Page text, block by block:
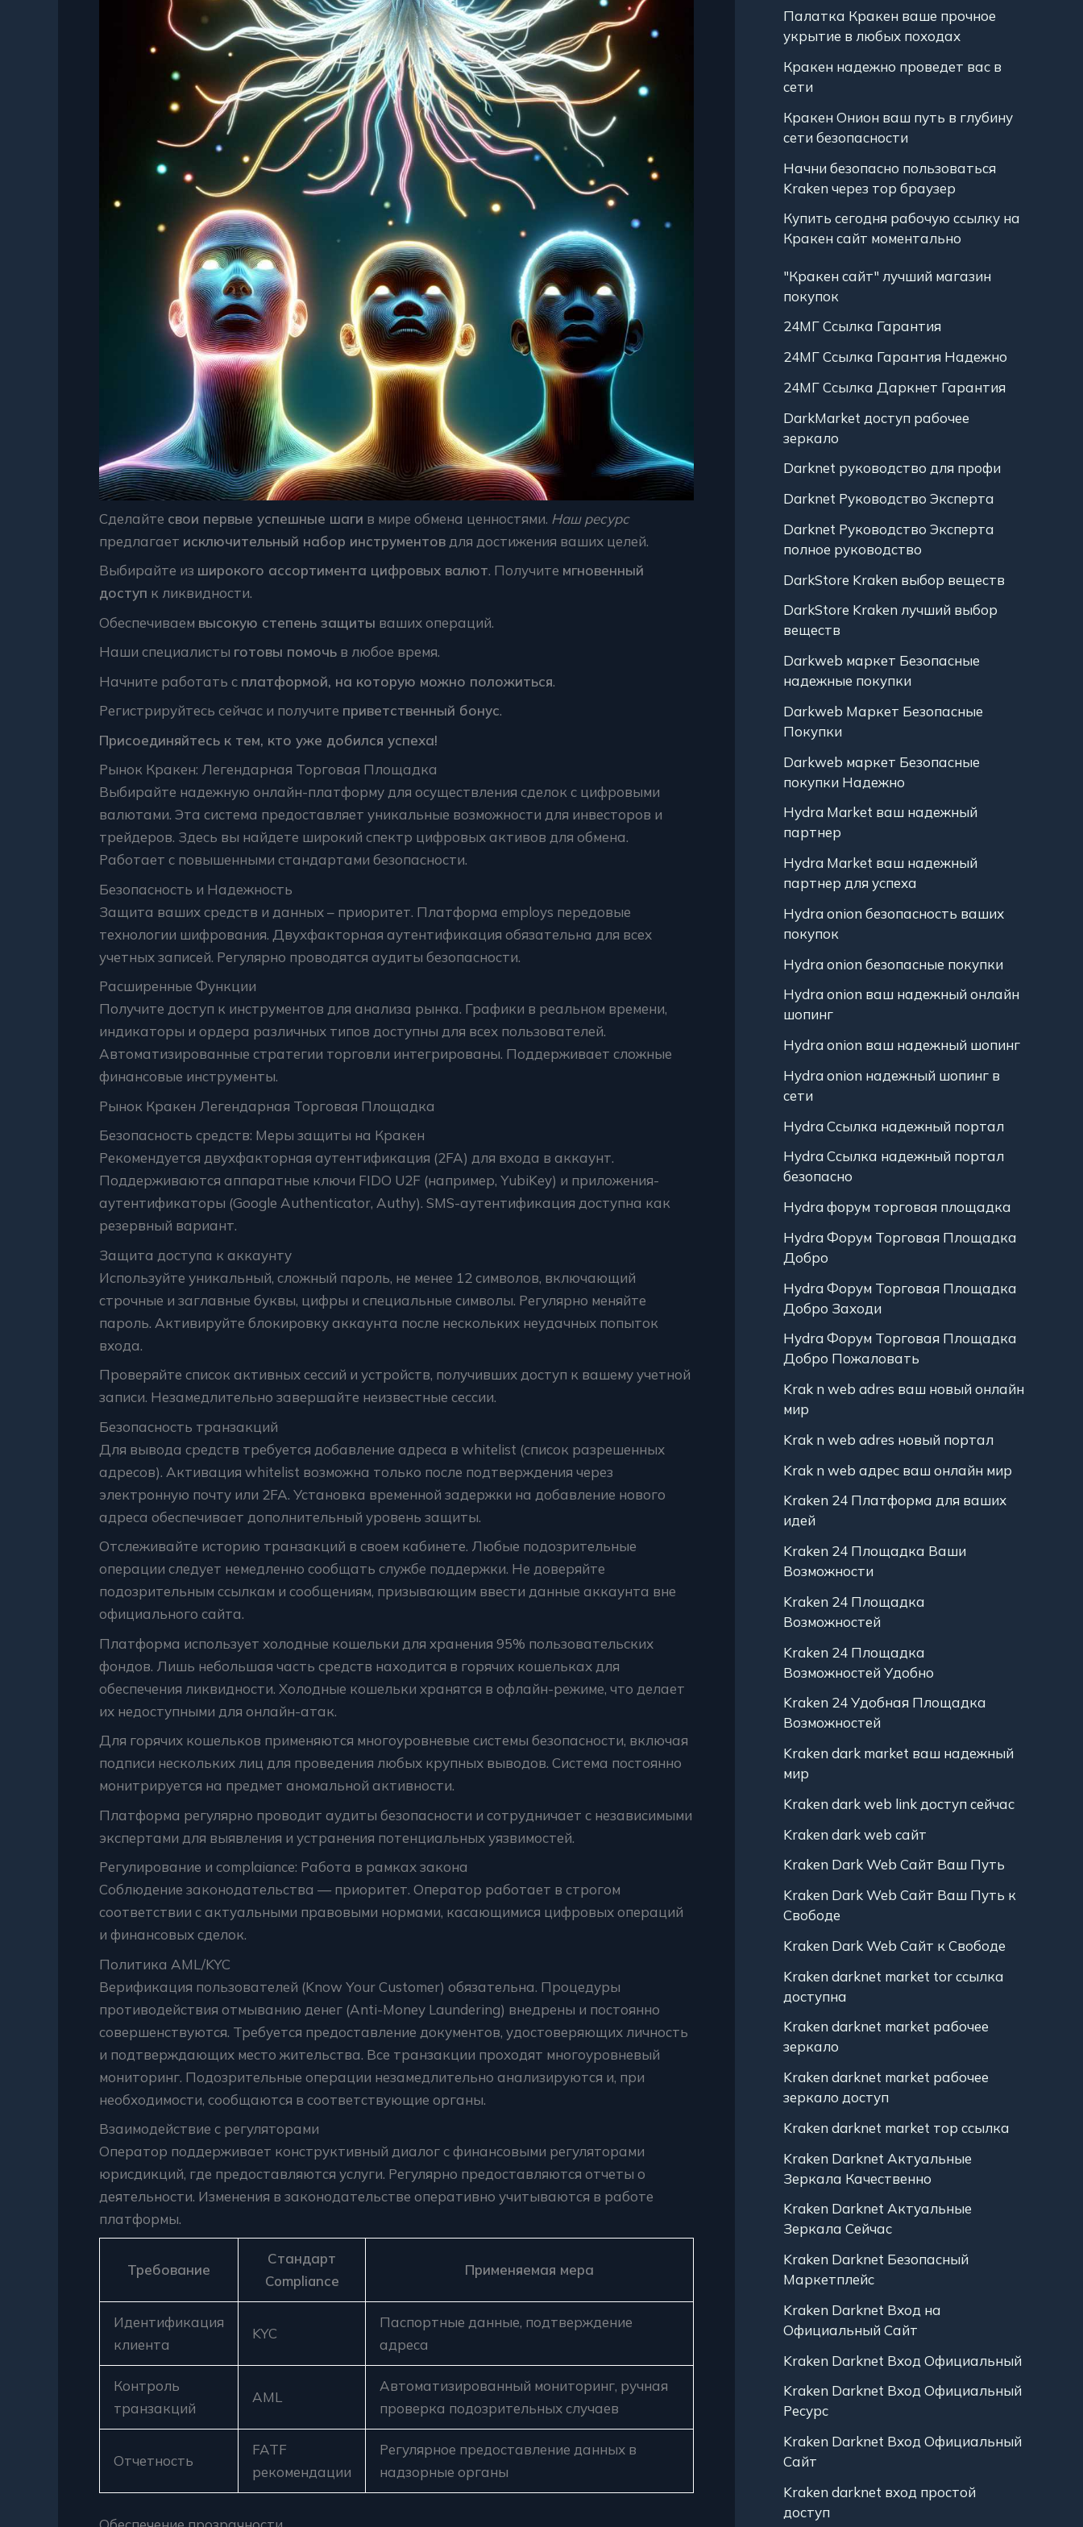
Сделайте свои первые успешные шаги в мире обмена ценностями. Наш ресурс
предлагает исключительный набор инструментов для достижения ваших целей.
Выбирайте из широкого ассортимента цифровых валют. Получите мгновенный
доступ к ликвидности.
Обеспечиваем высокую степень защиты ваших операций.
Наши специалисты готовы помочь в любое время.
Начните работать с платформой, на которую можно положиться.
Регистрируйтесь сейчас и получите приветственный бонус.
Присоединяйтесь к тем, кто уже добился успеха!
Рынок Кракен: Легендарная Торговая Площадка
Выбирайте надежную онлайн-платформу для осуществления сделок с цифровыми
валютами. Эта система предоставляет уникальные возможности для инвесторов и
трейдеров. Здесь вы найдете широкий спектр цифровых активов для обмена.
Работает с повышенными стандартами безопасности.
Безопасность и Надежность
Защита ваших средств и данных – приоритет. Платформа employs передовые
технологии шифрования. Двухфакторная аутентификация обязательна для всех
учетных записей. Регулярно проводятся аудиты безопасности.
Расширенные Функции
Получите доступ к инструментов для анализа рынка. Графики в реальном времени,
индикаторы и ордера различных типов доступны для всех пользователей.
Автоматизированные стратегии торговли интегрированы. Поддерживает сложные
финансовые инструменты.
Рынок Кракен Легендарная Торговая Площадка
Безопасность средств: Меры защиты на Кракен
Рекомендуется двухфакторная аутентификация (2FA) для входа в аккаунт.
Поддерживаются аппаратные ключи FIDO U2F (например, YubiKey) и приложения-
аутентификаторы (Google Authenticator, Authy). SMS-аутентификация доступна как
резервный вариант.
Защита доступа к аккаунту
Используйте уникальный, сложный пароль, не менее 12 символов, включающий
строчные и заглавные буквы, цифры и специальные символы. Регулярно меняйте
пароль. Активируйте блокировку аккаунта после нескольких неудачных попыток
входа.
Проверяйте список активных сессий и устройств, получивших доступ к вашему учетной
записи. Незамедлительно завершайте неизвестные сессии.
Безопасность транзакций
Для вывода средств требуется добавление адреса в whitelist (список разрешенных
адресов). Активация whitelist возможна только после подтверждения через
электронную почту или 2FA. Установка временной задержки на добавление нового
адреса обеспечивает дополнительный уровень защиты.
Отслеживайте историю транзакций в своем кабинете. Любые подозрительные
операции следует немедленно сообщать службе поддержки. Не доверяйте
подозрительным ссылкам и сообщениям, призывающим ввести данные аккаунта вне
официального сайта.
Платформа использует холодные кошельки для хранения 95% пользовательских
фондов. Лишь небольшая часть средств находится в горячих кошельках для
обеспечения ликвидности. Холодные кошельки хранятся в офлайн-режиме, что делает
их недоступными для онлайн-атак.
Для горячих кошельков применяются многоуровневые системы безопасности, включая
подписи нескольких лиц для проведения любых крупных выводов. Система постоянно
монитрируется на предмет аномальной активности.
Платформа регулярно проводит аудиты безопасности и сотрудничает с независимыми
экспертами для выявления и устранения потенциальных уязвимостей.
Регулирование и complaiancе: Работа в рамках закона
Соблюдение законодательства — приоритет. Оператор работает в строгом
соответствии с актуальными правовыми нормами, касающимися цифровых операций
и финансовых сделок.
Политика AML/KYC
Верификация пользователей (Know Your Customer) обязательна. Процедуры
противодействия отмыванию денег (Anti-Money Laundering) внедрены и постоянно
совершенствуются. Требуется предоставление документов, удостоверяющих личность
и подтверждающих место жительства. Все транзакции проходят многоуровневый
мониторинг. Подозрительные операции незамедлительно анализируются и, при
необходимости, сообщаются в соответствующие органы.
Взаимодействие с регуляторами
Оператор поддерживает конструктивный диалог с финансовыми регуляторами
юрисдикций, где предоставляются услуги. Регулярно предоставляются отчеты о
деятельности. Изменения в законодательстве оперативно учитываются в работе
платформы.
Требование
Стандарт
Compliance
Применяемая мера
Идентификация
клиента
KYC
Паспортные данные, подтверждение
адреса
Контроль
транзакций
AML
Автоматизированный мониторинг, ручная
проверка подозрительных случаев
Отчетность
FATF
рекомендации
Регулярное предоставление данных в
надзорные органы
Палатка Кракен ваше прочное
укрытие в любых походах
Кракен надежно проведет вас в
сети
Кракен Онион ваш путь в глубину
сети безопасности
Начни безопасно пользоваться
Kraken через тор браузер
Купить сегодня рабочую ссылку на
Кракен сайт моментально
"Кракен сайт" лучший магазин
покупок
24МГ Ссылка Гарантия
24МГ Ссылка Гарантия Надежно
24МГ Ссылка Даркнет Гарантия
DarkMarket доступ рабочее
зеркало
Darknet руководство для профи
Darknet Руководство Эксперта
Darknet Руководство Эксперта
полное руководство
DarkStore Kraken выбор веществ
DarkStore Kraken лучший выбор
веществ
Darkweb маркет Безопасные
надежные покупки
Darkweb Маркет Безопасные
Покупки
Darkweb маркет Безопасные
покупки Надежно
Hydra Market ваш надежный
партнер
Hydra Market ваш надежный
партнер для успеха
Hydra onion безопасность ваших
покупок
Hydra onion безопасные покупки
Hydra onion ваш надежный онлайн
шопинг
Hydra onion ваш надежный шопинг
Hydra onion надежный шопинг в
сети
Hydra Ссылка надежный портал
Hydra Ссылка надежный портал
безопасно
Hydra форум торговая площадка
Hydra Форум Торговая Площадка
Добро
Hydra Форум Торговая Площадка
Добро Заходи
Hydra Форум Торговая Площадка
Добро Пожаловать
Krak n web adres ваш новый онлайн
мир
Krak n web adres новый портал
Krak n web адрес ваш онлайн мир
Kraken 24 Платформа для ваших
идей
Kraken 24 Площадка Ваши
Возможности
Kraken 24 Площадка
Возможностей
Kraken 24 Площадка
Возможностей Удобно
Kraken 24 Удобная Площадка
Возможностей
Kraken dark market ваш надежный
мир
Kraken dark web link доступ сейчас
Kraken dark web сайт
Kraken Dark Web Сайт Ваш Путь
Kraken Dark Web Сайт Ваш Путь к
Свободе
Kraken Dark Web Сайт к Свободе
Kraken darknet market tor ссылка
доступна
Kraken darknet market рабочее
зеркало
Kraken darknet market рабочее
зеркало доступ
Kraken darknet market тор ссылка
Kraken Darknet Актуальные
Зеркала Качественно
Kraken Darknet Актуальные
Зеркала Сейчас
Kraken Darknet Безопасный
Маркетплейс
Kraken Darknet Вход на
Официальный Сайт
Kraken Darknet Вход Официальный
Kraken Darknet Вход Официальный
Ресурс
Kraken Darknet Вход Официальный
Сайт
Kraken darknet вход простой
доступ